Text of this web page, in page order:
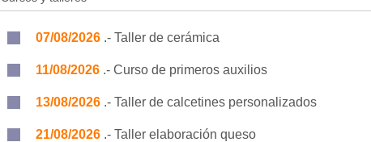
07/08/2026 .- Taller de cerámica
11/08/2026 .- Curso de primeros auxilios
13/08/2026 .- Taller de calcetines personalizados
21/08/2026 .- Taller elaboración queso